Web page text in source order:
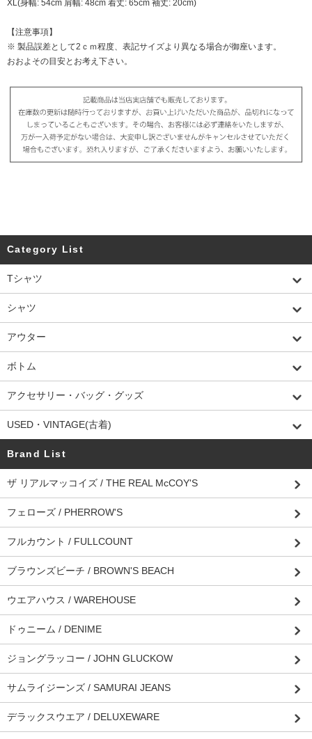
XL(身幅: 54cm 肩幅: 48cm 着丈: 65cm 袖丈: 20cm)
【注意事項】
※ 製品誤差として2ｃｍ程度、表記サイズより異なる場合が御座います。
おおよその目安とお考え下さい。
Category List
Tシャツ
シャツ
アウター
ボトム
アクセサリー・バッグ・グッズ
USED・VINTAGE(古着)
Brand List
ザ リアルマッコイズ / THE REAL McCOY'S
フェローズ / PHERROW'S
フルカウント / FULLCOUNT
ブラウンズビーチ / BROWN'S BEACH
ウエアハウス / WAREHOUSE
ドゥニーム / DENIME
ジョングラッコー / JOHN GLUCKOW
サムライジーンズ / SAMURAI JEANS
デラックスウエア / DELUXEWARE